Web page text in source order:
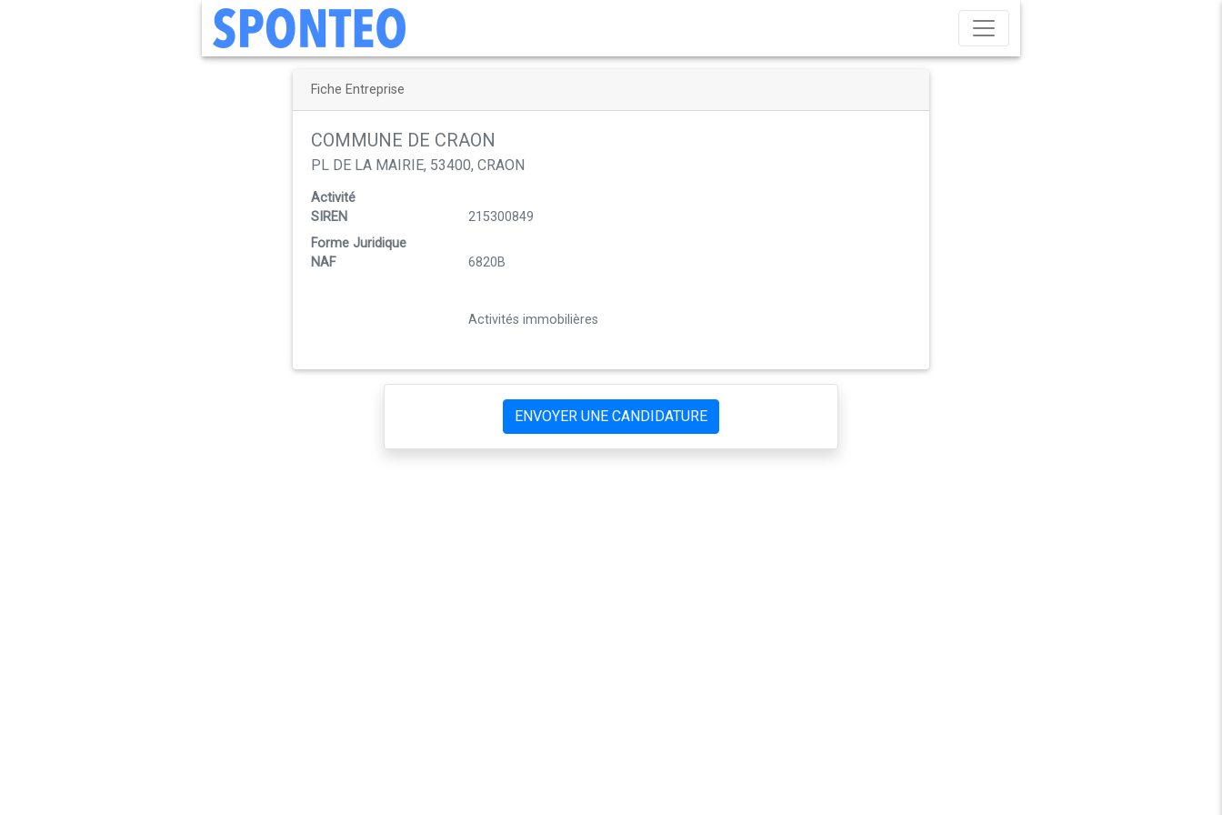
Fiche Entreprise
COMMUNE DE CRAON
PL DE LA MAIRIE, 53400, CRAON
Activité
SIREN
215300849
Forme Juridique
NAF
6820B
Activités immobilières
ENVOYER UNE CANDIDATURE